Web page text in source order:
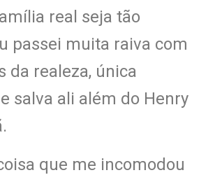
real seja tão
passei muita raiva com
da realeza, única
salva ali além do Henry
que me incomodou